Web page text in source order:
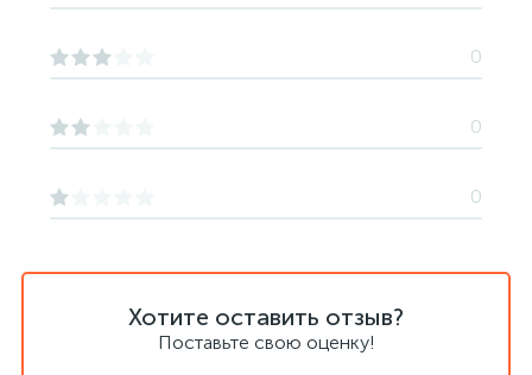
Хотите оставить отзыв?
Поставьте свою оценку!
0
0
0